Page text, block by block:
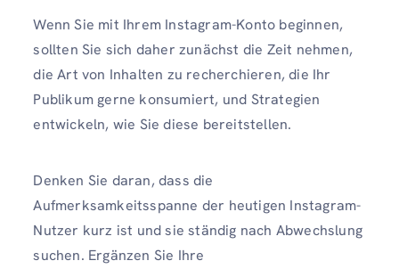
Wenn Sie mit Ihrem Instagram-Konto beginnen,
sollten Sie sich daher zunächst die Zeit nehmen,
die Art von Inhalten zu recherchieren, die Ihr
Publikum gerne konsumiert, und Strategien
entwickeln, wie Sie diese bereitstellen.
Denken Sie daran, dass die
Aufmerksamkeitsspanne der heutigen Instagram-
Nutzer kurz ist und sie ständig nach Abwechslung
suchen. Ergänzen Sie Ihre